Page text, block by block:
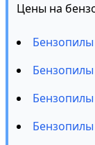
Цены на